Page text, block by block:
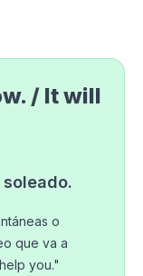
/ It will
o
que va a
you."